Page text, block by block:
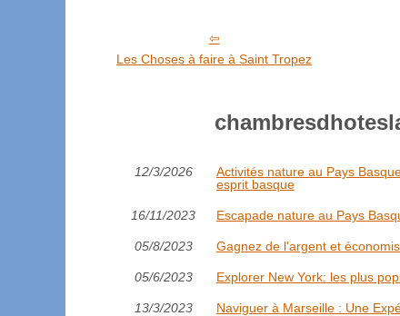
Les Choses à faire à Saint Tropez
12/3/2026
Activités nature au Pays
esprit basque
16/11/2023 Escapade nature au Pays
05/8/2023 Gagnez de l'argent et
05/6/2023 Explorer New York: les plus
13/3/2023 Naviguer à Marseille : Une